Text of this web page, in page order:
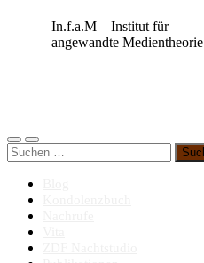
In.f.a.M – Institut für
angewandte Medientheorie
Mobile-
Menü
Suchfeld
ein-/ausblenden
Suchen
nach: